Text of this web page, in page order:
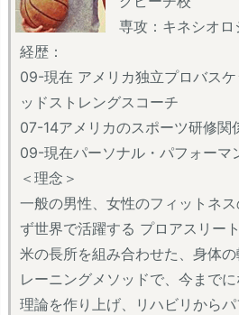
専攻：キネシオロ
経歴：
09-現在 アメリカ独立プロバス
ッドストレングスコーチ
07-14アメリカのスポーツ研修関
09-現在パーソナル・パフォーマ
＜理念＞
一般の男性、女性のフィットネ
ず世界で活躍する プロアスリー
米の長所を組み合わせた、身体
レーニングメソッドで、今まで
理論を作り上げ、リハビリから